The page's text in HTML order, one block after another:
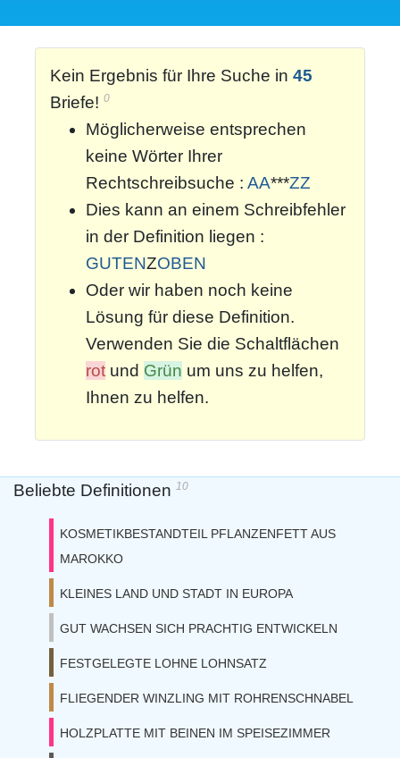
Kein Ergebnis für Ihre Suche in 45
Briefe! 0
Möglicherweise entsprechen
keine Wörter Ihrer
Rechtschreibsuche : AA***ZZ
Dies kann an einem Schreibfehler
in der Definition liegen :
GUTENZOBEN
Oder wir haben noch keine
Lösung für diese Definition.
Verwenden Sie die Schaltflächen
rot und Grün um uns zu helfen,
Ihnen zu helfen.
Beliebte Definitionen 10
KOSMETIKBESTANDTEIL PFLANZENFETT AUS
MAROKKO
KLEINES LAND UND STADT IN EUROPA
GUT WACHSEN SICH PRACHTIG ENTWICKELN
FESTGELEGTE LOHNE LOHNSATZ
FLIEGENDER WINZLING MIT ROHRENSCHNABEL
HOLZPLATTE MIT BEINEN IM SPEISEZIMMER